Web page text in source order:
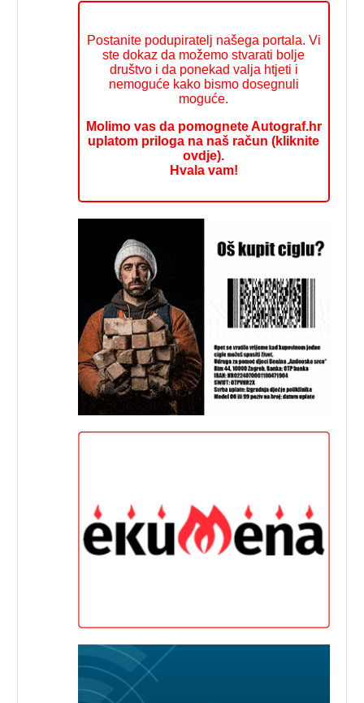
Postanite podupiratelj našega portala. Vi
ste dokaz da možemo stvarati bolje
društvo i da ponekad valja htjeti i
nemoguće kako bismo dosegnuli
moguće.
Molimo vas da pomognete Autograf.hr
uplatom priloga na naš račun (kliknite
ovdje).
Hvala vam!